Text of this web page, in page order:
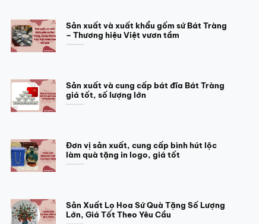
Sản xuất và xuất khẩu gốm sứ Bát Tràng
– Thương hiệu Việt vươn tầm
Sản xuất và cung cấp bát đĩa Bát Tràng
giá tốt, số lượng lớn
Đơn vị sản xuất, cung cấp bình hút lộc
làm quà tặng in logo, giá tốt
Sản Xuất Lọ Hoa Sứ Quà Tặng Số Lượng
Lớn, Giá Tốt Theo Yêu Cầu